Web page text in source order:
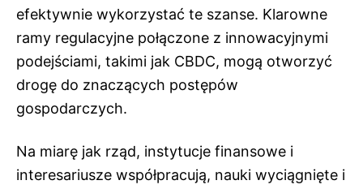
efektywnie wykorzystać te szanse. Klarowne
ramy regulacyjne połączone z innowacyjnymi
podejściami, takimi jak CBDC, mogą otworzyć
drogę do znaczących postępów
gospodarczych.
Na miarę jak rząd, instytucje finansowe i
interesariusze współpracują, nauki wyciągnięte i